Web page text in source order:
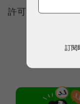
許可讓業者們參
訂閱